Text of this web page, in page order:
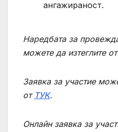
ангажираност.
Наредбата за
можете да изтеглите от
Заявка за участие
от ТУК.
Онлайн заявка за